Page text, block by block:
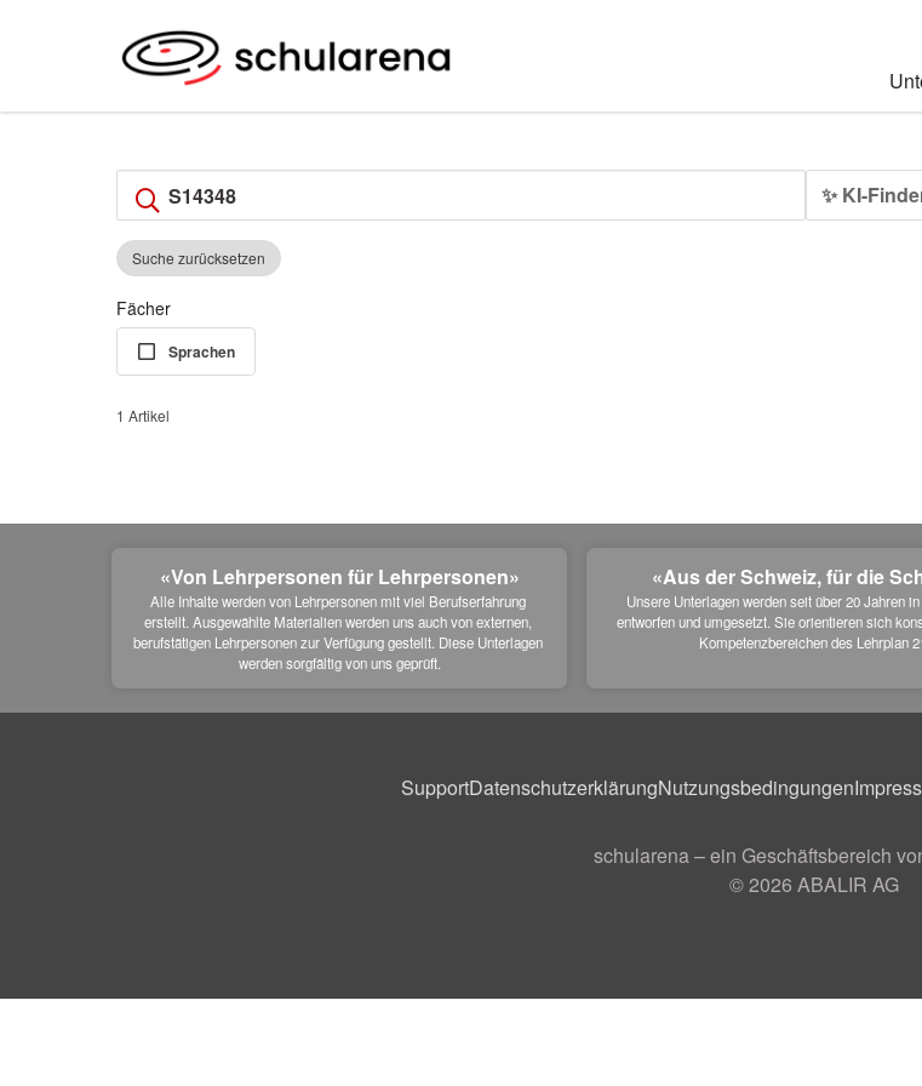
✨ KI-
Suche zurücksetzen
Fächer
Sprachen
1 Artikel
«Von Lehrpersonen für Lehrpersonen»
Alle Inhalte werden von Lehrpersonen mit viel Berufserfahrung
erstellt. Ausgewählte Materialien werden uns auch von externen,
berufstätigen Lehrpersonen zur Verfügung gestellt. Diese Unterlagen
werden sorgfältig von uns geprüft.
«Aus der Schweiz, für die
Unsere Unterlagen werden seit über 20 Jahren
entworfen und umgesetzt. Sie orientieren sich
Kompetenzbereichen des Lehrplan
SupportDatenschutzerklärungNutzungsbedingungen
schularena – ein Geschäftsbereich
© 2026 ABALIR AG